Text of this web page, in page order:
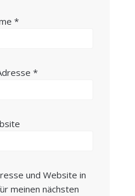
*
*
und Website in
meinen nächsten